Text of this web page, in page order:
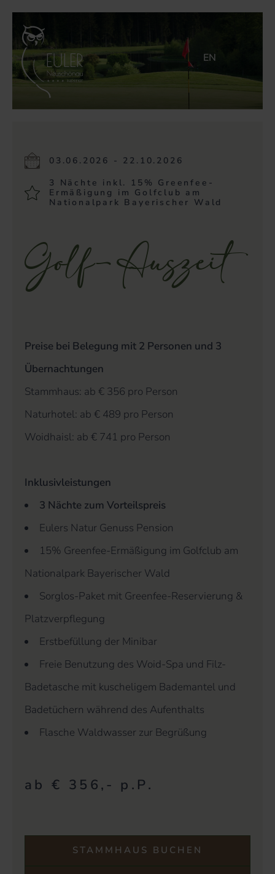
EN
03.06.2026 - 22.10.2026
3 Nächte inkl. 15% Greenfee-
Ermäßigung im Golfclub am
Nationalpark Bayerischer Wald
Golf-Auszeit
Preise bei Belegung mit 2 Personen und 3
Übernachtungen
Stammhaus: ab € 356 pro Person
Naturhotel: ab € 489 pro Person
Woidhaisl: ab € 741 pro Person
Inklusivleistungen
3 Nächte zum Vorteilspreis
Eulers Natur Genuss Pension
15% Greenfee-Ermäßigung im Golfclub am
Nationalpark Bayerischer Wald
Sorglos-Paket mit Greenfee-Reservierung &
Platzverpflegung
Erstbefüllung der Minibar
Freie Benutzung des Woid-Spa und Filz-
Badetasche mit kuscheligem Bademantel und
Badetüchern während des Aufenthalts
Flasche Waldwasser zur Begrüßung
ab € 356,- p.P.
STAMMHAUS BUCHEN